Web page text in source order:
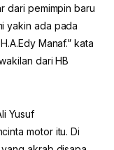
dari pemimpin baru
yakin ada pada
Manaf.” kata
dari HB
Yusuf
motor itu. Di